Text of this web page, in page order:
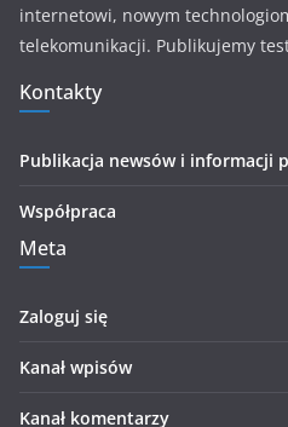
internetowi, nowym
telekomunikacji. Publikujemy
Kontakty
Publikacja newsów i informacji
Współpraca
Meta
Zaloguj się
Kanał wpisów
Kanał komentarzy